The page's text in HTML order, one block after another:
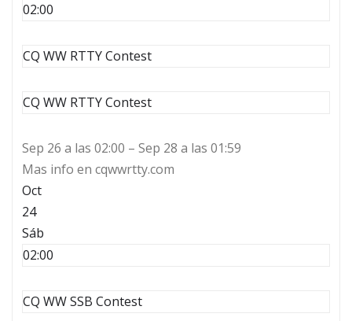
02:00
CQ WW RTTY Contest
CQ WW RTTY Contest
Sep 26 a las 02:00 – Sep 28 a las 01:59
Mas info en cqwwrtty.com
Oct
24
Sáb
02:00
CQ WW SSB Contest